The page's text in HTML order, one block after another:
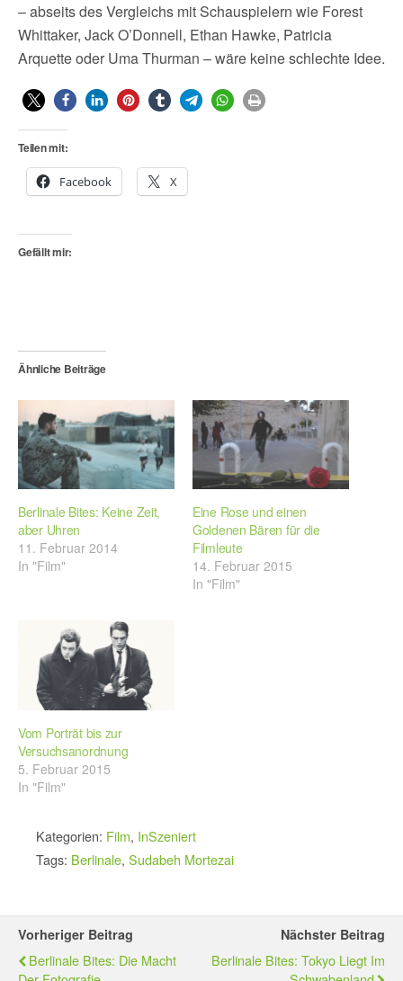
– abseits des Vergleichs mit Schauspielern wie Forest
Whittaker, Jack O’Donnell, Ethan Hawke, Patricia
Arquette oder Uma Thurman – wäre keine schlechte Idee.
Teilen mit:
Facebook X
Gefällt mir:
Ähnliche Beiträge
Berlinale Bites: Keine Zeit,
aber Uhren
11. Februar 2014
In "Film"
Eine Rose und einen
Goldenen Bären für die
Filmleute
14. Februar 2015
In "Film"
Vom Porträt bis zur
Versuchsanordnung
5. Februar 2015
In "Film"
Kategorien: Film, InSzeniert
Tags: Berlinale, Sudabeh Mortezai
Vorheriger Beitrag
Berlinale Bites: Die Macht
Nächster Beitrag
Berlinale Bites: Tokyo Liegt Im